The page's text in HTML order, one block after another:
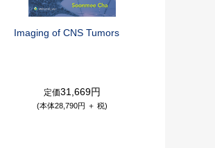
Imaging of CNS Tumors
定価31,669円
(本体28,790円 ＋ 税)